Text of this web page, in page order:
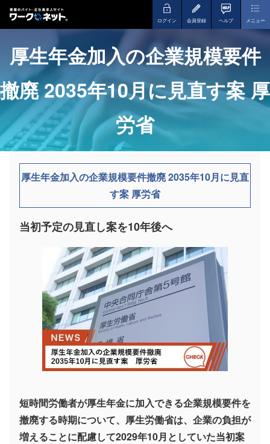
ログイン 会員登録 ヘルプ メニュー
厚生年金加入の企業規模要件
撤廃 2035年10月に見直す案 厚
労省
厚生年金加入の企業規模要件撤廃 2035年10月に見直
す案 厚労省
当初予定の見直し案を10年後へ
短時間労働者が厚生年金に加入できる企業規模要件を
撤廃する時期について、厚生労働省は、企業の負担が
増えることに配慮して2029年10月としていた当初案